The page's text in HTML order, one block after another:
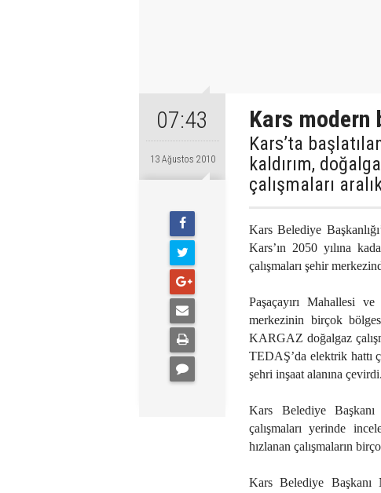
07:43
13 Ağustos 2010
Kars
Kars’ta
kaldırım,
çalışmaları
Kars Belediye
Kars’ın 2050 yılına
çalışmaları şehir
Paşaçayırı Mahallesi
merkezinin birçok
KARGAZ doğalgaz
TEDAŞ’da elektrik hattı
şehri inşaat alanına çevirdi.
Kars Belediye
çalışmaları yerinde
hızlanan çalışmaların
Kars Belediye Başkanı